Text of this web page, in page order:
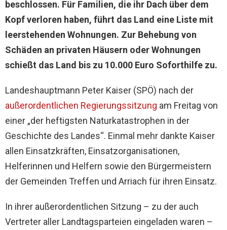
beschlossen. Für Familien, die ihr Dach über dem
Kopf verloren haben, führt das Land eine Liste mit
leerstehenden Wohnungen. Zur Behebung von
Schäden an privaten Häusern oder Wohnungen
schießt das Land bis zu 10.000 Euro Soforthilfe zu.
Landeshauptmann Peter Kaiser (SPÖ) nach der
außerordentlichen Regierungssitzung am Freitag von
einer „der heftigsten Naturkatastrophen in der
Geschichte des Landes“. Einmal mehr dankte Kaiser
allen Einsatzkräften, Einsatzorganisationen,
Helferinnen und Helfern sowie den Bürgermeistern
der Gemeinden Treffen und Arriach für ihren Einsatz.
In ihrer außerordentlichen Sitzung – zu der auch
Vertreter aller Landtagsparteien eingeladen waren –